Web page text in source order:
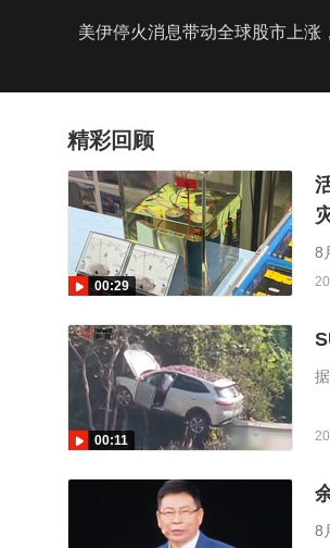
美伊停火消息带动全球股市上涨
精彩回顾
00:29
8
00:11
9
8